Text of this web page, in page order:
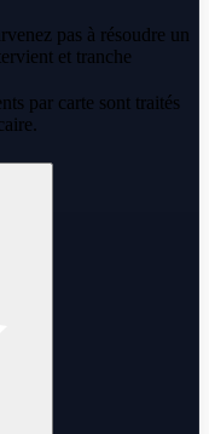
pas à résoudre un
et tranche
par carte sont traités